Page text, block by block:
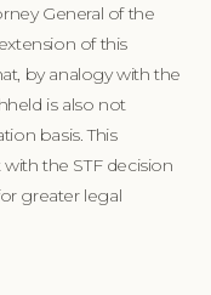
General of the
of this
by analogy with the
is also not
basis. This
the STF decision
greater legal